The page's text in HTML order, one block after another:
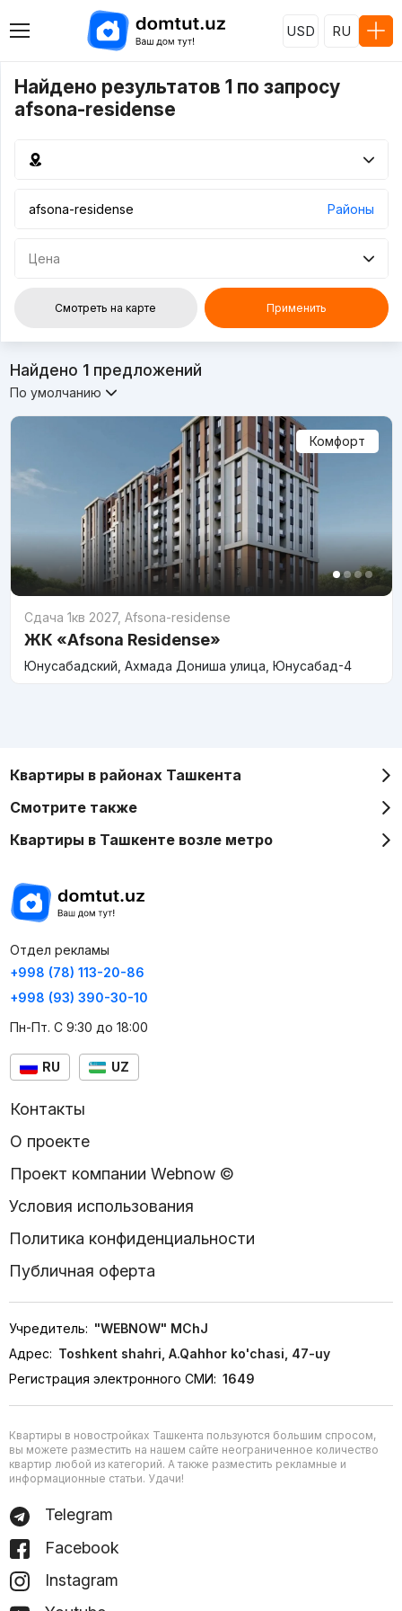
USD RU
Найдено результатов 1 по запросу
afsona-residense
Районы
Цена
Смотреть на карте Применить
Найдено 1предложений
По умолчанию
Комфорт
Сдача 1кв 2027, Afsona-residense
ЖК «Afsona Residense»
Юнусабадский, Ахмада Дониша улица, Юнусабад-4
Квартиры в районах Ташкента
Смотрите также
Квартиры в Ташкенте возле метро
Отдел рекламы
+998 (78) 113-20-86
+998 (93) 390-30-10
Пн-Пт. С 9:30 до 18:00
RU UZ
Контакты
О проекте
Проект компании Webnow ©
Условия использования
Политика конфиденциальности
Публичная оферта
Учредитель: "WEBNOW" MChJ
Адрес: Toshkent shahri, A.Qahhor ko'chasi, 47-uy
Регистрация электронного СМИ: 1649
Квартиры в новостройках Ташкента пользуются большим спросом,
вы можете разместить на нашем сайте неограниченное количество
квартир любой из категорий. А также разместить рекламные и
информационные статьи. Удачи!
Telegram
Facebook
Instagram